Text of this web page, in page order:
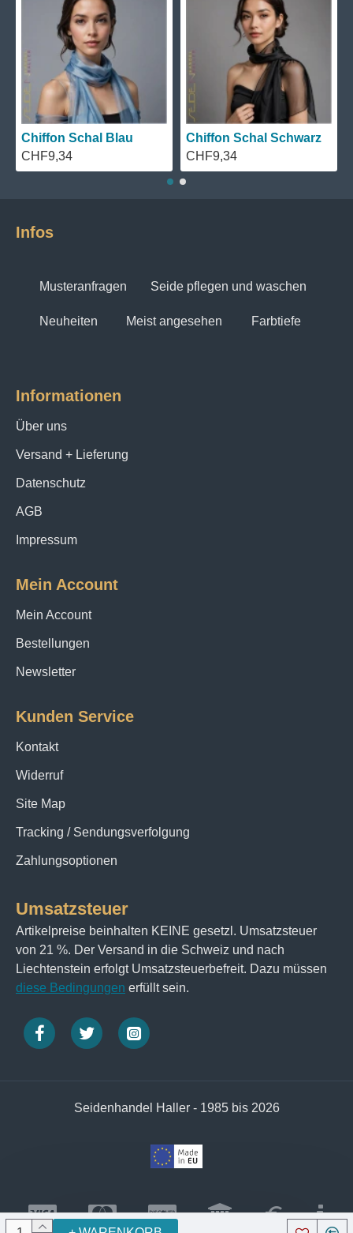
Chiffon Schal Schwarz
CHF9,34
Chiffon Schal Grün
CHF9,34
Infos
Musteranfragen Seide pflegen und waschen
Neuheiten Meist angesehen Farbtiefe
Informationen
Über uns
Versand + Lieferung
Datenschutz
AGB
Impressum
Mein Account
Mein Account
Bestellungen
Newsletter
Kunden Service
Kontakt
Widerruf
Site Map
Tracking / Sendungsverfolgung
Zahlungsoptionen
Umsatzsteuer
Artikelpreise beinhalten KEINE gesetzl. Umsatzsteuer
von 21 %. Der Versand in die Schweiz und nach
Liechtenstein erfolgt Umsatzsteuerbefreit. Dazu müssen
diese Bedingungen erfüllt sein.
Seidenhandel Haller - 1985 bis 2026